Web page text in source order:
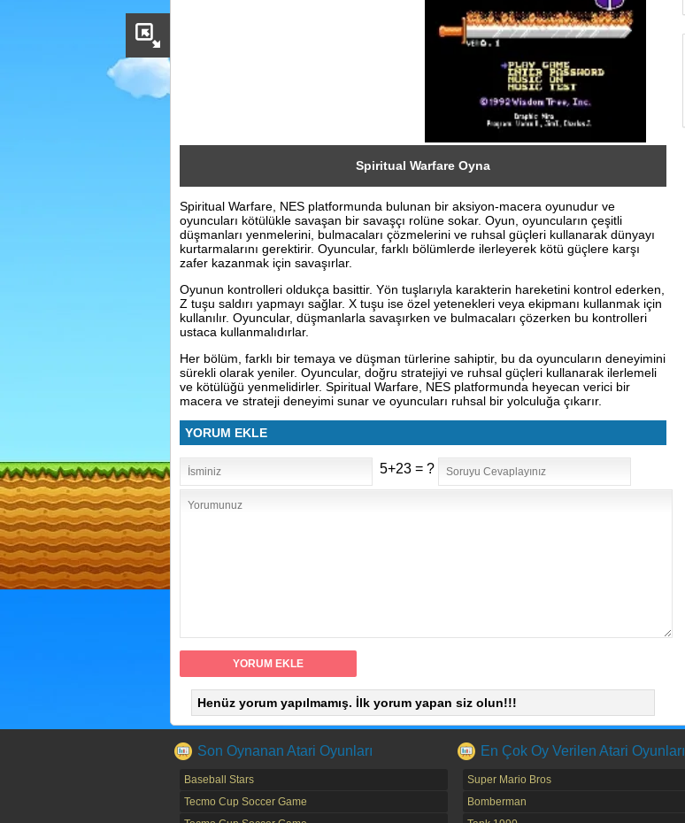
Pinterest
Spiritual Warfare Oyna
Spiritual Warfare, NES platformunda bulunan bir aksiyon-macera oyunudur ve
oyuncuları kötülükle savaşan bir savaşçı rolüne sokar. Oyun, oyuncuların çeşitli
düşmanları yenmelerini, bulmacaları çözmelerini ve ruhsal güçleri kullanarak dünyayı
kurtarmalarını gerektirir. Oyuncular, farklı bölümlerde ilerleyerek kötü güçlere karşı
zafer kazanmak için savaşırlar.
Oyunun kontrolleri oldukça basittir. Yön tuşlarıyla karakterin hareketini kontrol ederken,
Z tuşu saldırı yapmayı sağlar. X tuşu ise özel yetenekleri veya ekipmanı kullanmak için
kullanılır. Oyuncular, düşmanlarla savaşırken ve bulmacaları çözerken bu kontrolleri
ustaca kullanmalıdırlar.
Her bölüm, farklı bir temaya ve düşman türlerine sahiptir, bu da oyuncuların deneyimini
sürekli olarak yeniler. Oyuncular, doğru stratejiyi ve ruhsal güçleri kullanarak ilerlemeli
ve kötülüğü yenmelidirler. Spiritual Warfare, NES platformunda heyecan verici bir
macera ve strateji deneyimi sunar ve oyuncuları ruhsal bir yolculuğa çıkarır.
YORUM EKLE
5+23 = ?
Henüz yorum yapılmamış. İlk yorum yapan siz olun!!!
Son Oynanan Atari Oyunları
Baseball Stars
Tecmo Cup Soccer Game
En Çok Oy Verilen Atari Oyunları
Super Mario Bros
Bomberman